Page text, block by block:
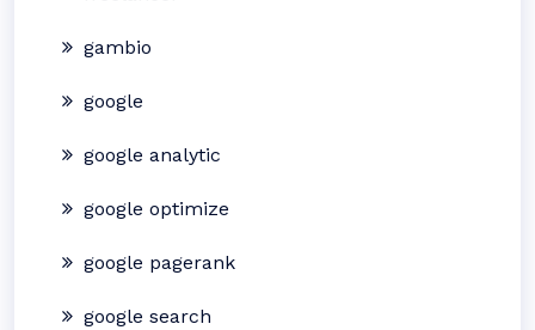
gambio
google
google analytic
google optimize
google pagerank
google search